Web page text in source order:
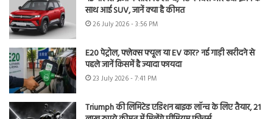
साथ आई SUV, जानें क्या है कीमत
26 July 2026 - 3:56 PM
E20 पेट्रोल, फ्लेक्स फ्यूल या EV कार? नई गाड़ी खरीदने से
पहले जानें किसमें है ज्यादा फायदा
23 July 2026 - 7:41 PM
Triumph की लिमिटेड एडिशन बाइक लॉन्च के लिए तैयार, 21